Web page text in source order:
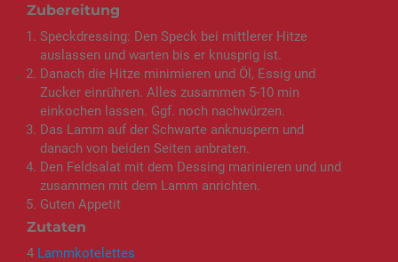
Zutaten
4 Lammkotelettes
Zubereitung
Speckdressing: Den Speck bei mittlerer Hitze
auslassen und warten bis er knusprig ist.
Danach die Hitze minimieren und Öl, Essig und
Zucker einrühren. Alles zusammen 5-10 min
einkochen lassen. Ggf. noch nachwürzen.
Das Lamm auf der Schwarte anknuspern und
danach von beiden Seiten anbraten.
Den Feldsalat mit dem Dessing marinieren und und
zusammen mit dem Lamm anrichten.
Guten Appetit